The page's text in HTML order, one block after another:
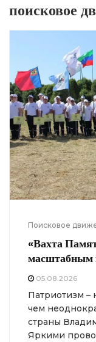
поисковое
Поисковое
«Вахта
масштабным
05.08.2026
Патриотизм –
чем
страны
Яркими